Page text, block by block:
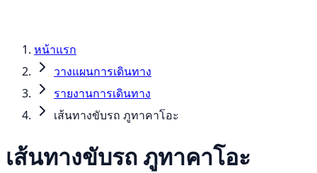
หน้าแรก
วางแผนการเดินทาง
รายงานการเดินทาง
เส้นทางขับรถ ภูทาคาโอะ
เส้นทางขับรถ ภูทาคาโอะ